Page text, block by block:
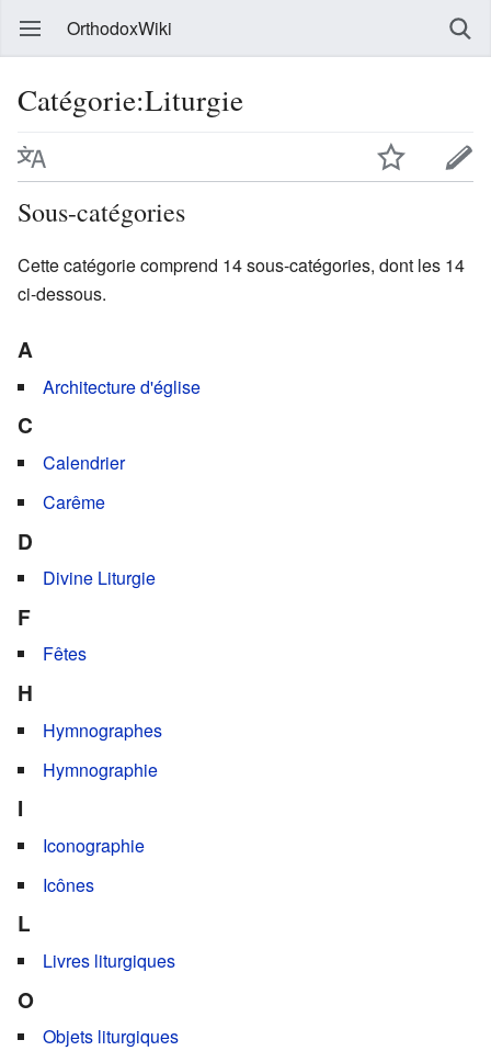
OrthodoxWiki
Catégorie:Liturgie
Sous-catégories
Cette catégorie comprend 14 sous-catégories, dont les 14
ci-dessous.
A
Architecture d'église
C
Calendrier
Carême
D
Divine Liturgie
F
Fêtes
H
Hymnographes
Hymnographie
I
Iconographie
Icônes
L
Livres liturgiques
O
Objets liturgiques